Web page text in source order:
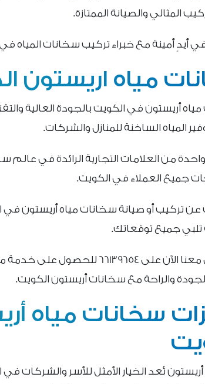
المثالي والصيانة الممتازة.
أيدٍ أمينة مع خبراء تركيب سخانات المياه
مياه اريستون
أريستون في الكويت بالجودة العالية
المياه الساخنة للمنازل والشركات.
من العلامات التجارية الرائدة في عالم
جميع العملاء في الكويت.
عن تركيب أو صيانة سخانات مياه أريستون في
جميع توقعاتك.
لاسيما تواصل معنا الآن على
الجودة والراحة مع سخانات أريستون الكويت.
سخانات مياه
تُعد الخيار الأمثل للأسر والشركات في